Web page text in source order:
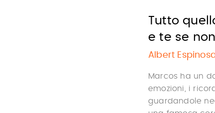
Tutto
e te se
Albert
Marcos ha un
emozioni, i
guardandole